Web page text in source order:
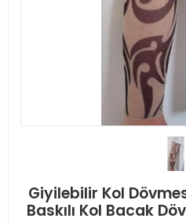
Giyilebilir Kol
Baskılı Kol Bacak